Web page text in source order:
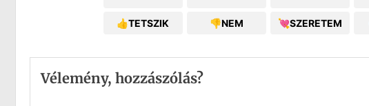
👍TETSZIK 👎NEM 💘SZERETEM
Vélemény, hozzászólás?